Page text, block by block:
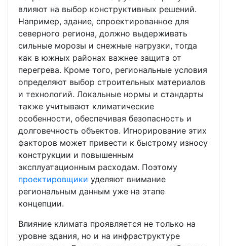
влияют на выбор конструктивных решений.
Например, здание, спроектированное для
северного региона, должно выдерживать
сильные морозы и снежные нагрузки, тогда
как в южных районах важнее защита от
перегрева. Кроме того, региональные условия
определяют выбор строительных материалов
и технологий. Локальные нормы и стандарты
также учитывают климатические
особенности, обеспечивая безопасность и
долговечность объектов. Игнорирование этих
факторов может привести к быстрому износу
конструкции и повышенным
эксплуатационным расходам. Поэтому
проектировщики уделяют внимание
региональным данным уже на этапе
концепции.
Влияние климата проявляется не только на
уровне здания, но и на инфраструктуре